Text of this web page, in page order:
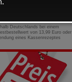
Rufnummer
Deutschlands bei einem
von 13,99 Euro
eines Kassenrezeptes